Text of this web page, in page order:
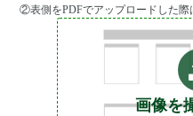
②表側をPDFでアップロードした際
画像を